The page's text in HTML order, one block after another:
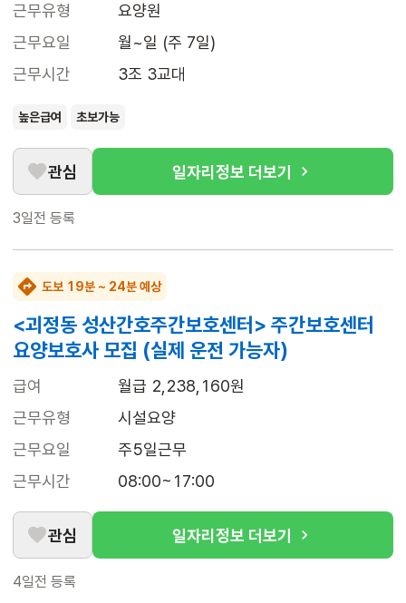
근무유형
요양원
근무요일
월~일 (주 7일)
근무시간
3조 3교대
높은급여 초보가능
관심 일자리정보 더보기
3일전 등록
도보 19분 ~ 24분 예상
<괴정동 성산간호주간보호센터> 주간보호센터
요양보호사 모집 (실제 운전 가능자)
급여
월급 2,238,160원
근무유형
시설요양
근무요일
주5일근무
근무시간
08:00~17:00
관심 일자리정보 더보기
4일전 등록